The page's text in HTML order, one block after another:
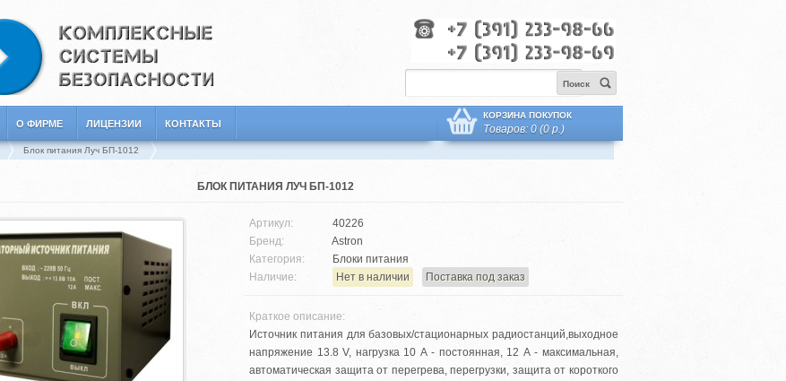
Поиск
О ФИРМЕ ЛИЦЕНЗИИ КОНТАКТЫ
КОРЗИНА ПОКУПОК
Товаров: 0 (0 р.)
Блок питания Луч БП-1012
БЛОК ПИТАНИЯ ЛУЧ БП-1012
Артикул:
40226
Бренд:
Astron
Категория:
Блоки питания
Наличие:
Нет в наличии Поставка под заказ
Краткое описание:
Источник питания для базовых/стационарных радиостанций,выходное
напряжение 13.8 V, нагрузка 10 А - постоянная, 12 А - максимальная,
автоматическая защита от перегрева, перегрузки, защита от короткого